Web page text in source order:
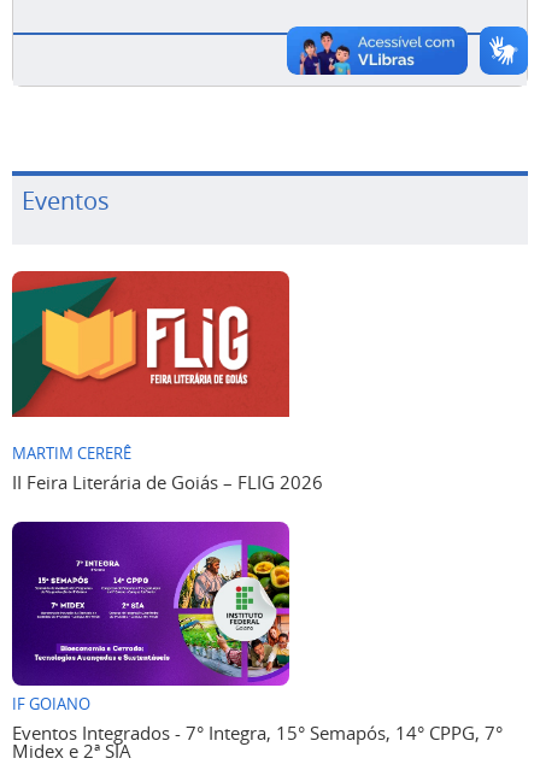
Eventos
MARTIM CERERÊ
II Feira Literária de Goiás – FLIG 2026
IF GOIANO
Eventos Integrados - 7° Integra, 15° Semapós, 14° CPPG, 7°
Midex e 2ª SIA